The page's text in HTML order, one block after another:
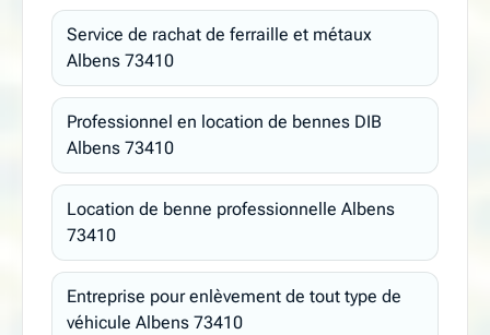
Service de rachat de ferraille et métaux
Albens 73410
Professionnel en location de bennes DIB
Albens 73410
Location de benne professionnelle Albens
73410
Entreprise pour enlèvement de tout type de
véhicule Albens 73410